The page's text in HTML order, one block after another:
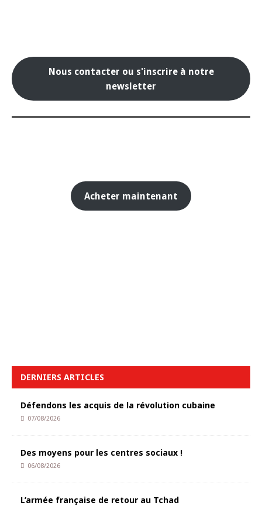
Nous contacter ou s'inscrire à notre
newsletter
Acheter maintenant
DERNIERS ARTICLES
Défendons les acquis de la révolution cubaine
07/08/2026
Des moyens pour les centres sociaux !
06/08/2026
L’armée française de retour au Tchad